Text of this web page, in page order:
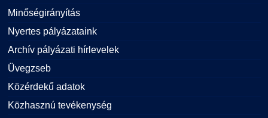
Minőségirányítás
Nyertes pályázataink
Archív pályázati hírlevelek
Üvegzseb
Közérdekű adatok
Közhasznú tevékenység